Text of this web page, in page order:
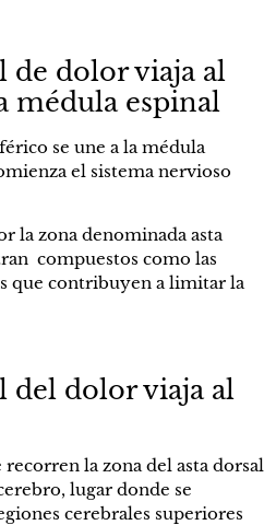
de dolor viaja al
médula espinal
se une a la médula
el sistema nervioso
la zona denominada asta
compuestos como las
que contribuyen a limitar la
del dolor viaja al
la zona del asta dorsal
lugar donde se
cerebrales superiores